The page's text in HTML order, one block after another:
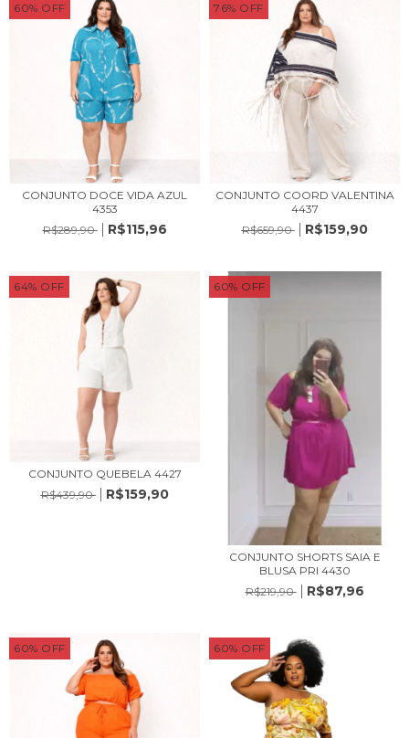
60% OFF
CONJUNTO DOCE VIDA AZUL
4353
R$289,90
R$115,96
76% OFF
CONJUNTO COORD VALENTINA
4437
R$659,90
R$159,90
64% OFF
CONJUNTO QUEBELA 4427
R$439,90
R$159,90
60% OFF
CONJUNTO SHORTS SAIA E
BLUSA PRI 4430
R$219,90
R$87,96
60% OFF 60% OFF